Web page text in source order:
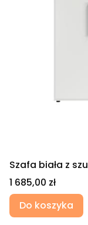
Szafa biała z
Cena
1 685,00 zł
Do koszyka